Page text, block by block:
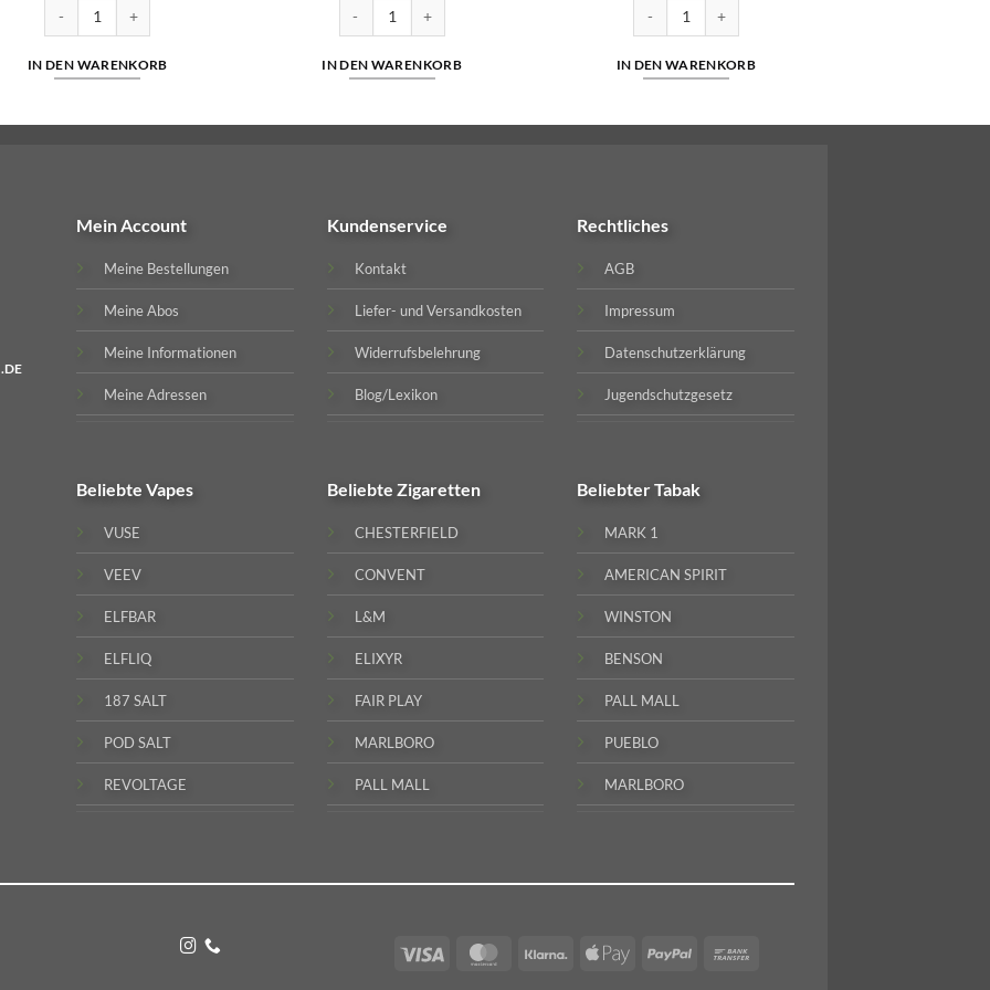
IN DEN WARENKORB IN DEN WARENKORB IN DEN WARENKORB
Mein Account
Meine Bestellungen
Meine Abos
Meine Informationen
Meine Adressen
Kundenservice
Kontakt
Liefer- und Versandkosten
Widerrufsbelehrung
Blog/Lexikon
Rechtliches
AGB
Impressum
Datenschutzerklärung
Jugendschutzgesetz
BeliebteVapes
VUSE
VEEV
ELFBAR
ELFLIQ
187 SALT
POD SALT
REVOLTAGE
Beliebte Zigaretten
CHESTERFIELD
CONVENT
L&M
ELIXYR
FAIR PLAY
MARLBORO
PALL MALL
BeliebterTabak
MARK 1
AMERICAN SPIRIT
WINSTON
BENSON
PALL MALL
PUEBLO
MARLBORO
Visa MasterCardKlarna
Apple
PayPal